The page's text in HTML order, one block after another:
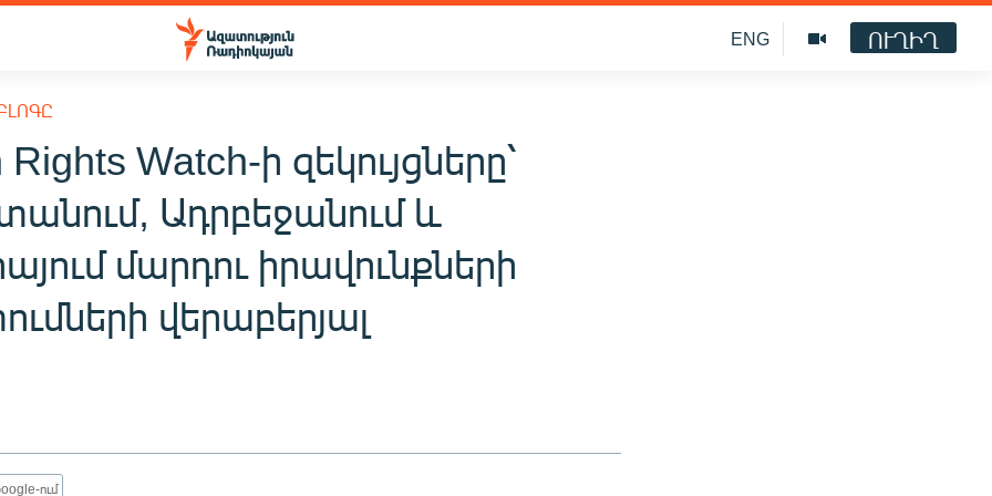
ENG ՈՒՂԻՂ
Watch-ի զեկույցները՝
Ադրբեջանում և
մարդու իրավունքների
վերաբերյալ
ում